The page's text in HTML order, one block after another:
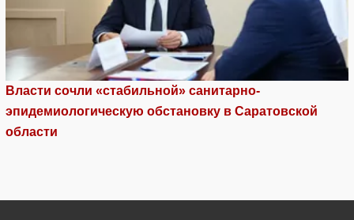
Власти сочли «стабильной» санитарно-
эпидемиологическую обстановку в Саратовской
области